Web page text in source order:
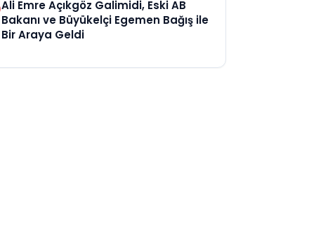
Ali Emre Açıkgöz Galimidi, Eski AB
Bakanı ve Büyükelçi Egemen Bağış ile
Bir Araya Geldi